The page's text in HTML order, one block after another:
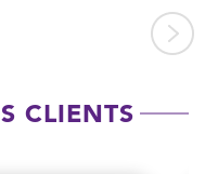
CLIENTS